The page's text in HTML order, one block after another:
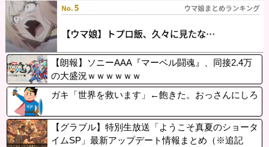
【朗報】ソニーAAA『マーベル闘魂』、同接2.4万
の大盛況ｗｗｗｗｗｗ
ガキ「世界を救います」←飽きた。おっさんにしろ
【グラブル】特別生放送「ようこそ真夏のショータ
イムSP」最新アップデート情報まとめ（※追記